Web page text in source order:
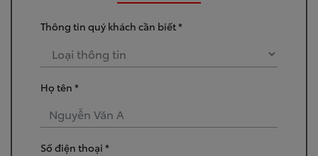
Thông tin quý khách cần biết *
Họ tên *
Số điện thoại *